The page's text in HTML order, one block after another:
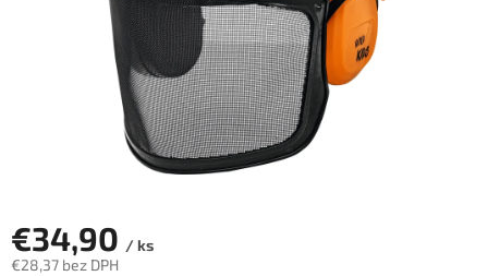
€34,90 / ks
€28,37 bez DPH